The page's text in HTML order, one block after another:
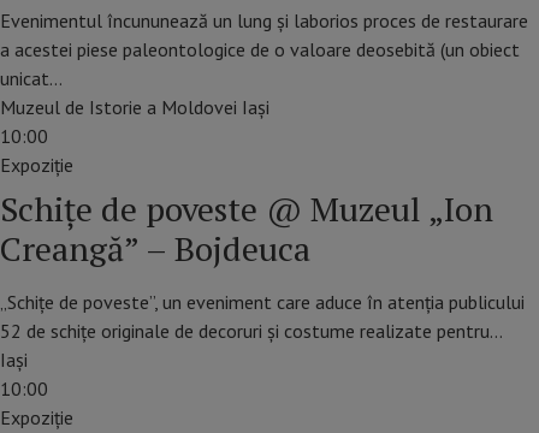
Evenimentul încununează un lung și laborios proces de restaurare
a acestei piese paleontologice de o valoare deosebită (un obiect
unicat…
Muzeul de Istorie a Moldovei Iași
10:00
Expoziție
Schițe de poveste @ Muzeul „Ion
Creangă” – Bojdeuca
„Schițe de poveste”, un eveniment care aduce în atenția publicului
52 de schițe originale de decoruri și costume realizate pentru…
Iaşi
10:00
Expoziție